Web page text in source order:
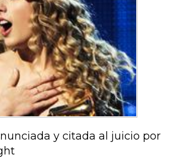
y citada al juicio por